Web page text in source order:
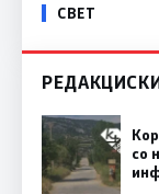
СВЕТ
со